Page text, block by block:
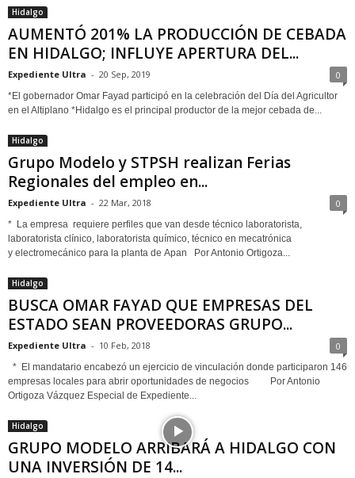
Hidalgo
AUMENTÓ 201% LA PRODUCCIÓN DE CEBADA
EN HIDALGO; INFLUYE APERTURA DEL...
Expediente Ultra - 20 Sep, 2019 0
*El gobernador Omar Fayad participó en la celebración del Día del Agricultor
en el Altiplano *Hidalgo es el principal productor de la mejor cebada de...
Hidalgo
Grupo Modelo y STPSH realizan Ferias
Regionales del empleo en...
Expediente Ultra - 22 Mar, 2018 0
* La empresa requiere perfiles que van desde técnico laboratorista,
laboratorista clínico, laboratorista químico, técnico en mecatrónica
y electromecánico para la planta de Apan Por Antonio Ortigoza...
Hidalgo
BUSCA OMAR FAYAD QUE EMPRESAS DEL
ESTADO SEAN PROVEEDORAS GRUPO...
Expediente Ultra - 10 Feb, 2018 0
* El mandatario encabezó un ejercicio de vinculación donde participaron 146
empresas locales para abrir oportunidades de negocios Por Antonio
Ortigoza Vázquez Especial de Expediente...
Hidalgo
GRUPO MODELO ARRIBARÁ A HIDALGO CON
UNA INVERSIÓN DE 14...